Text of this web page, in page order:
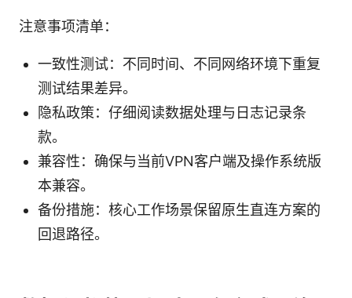
注意事项清单：
一致性测试：不同时间、不同网络环境下重复
测试结果差异。
隐私政策：仔细阅读数据处理与日志记录条
款。
兼容性：确保与当前VPN客户端及操作系统版
本兼容。
备份措施：核心工作场景保留原生直连方案的
回退路径。